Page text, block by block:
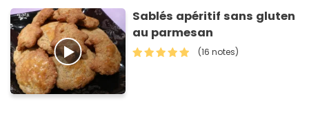
Sablés apéritif sans gluten
au parmesan
(16 notes)